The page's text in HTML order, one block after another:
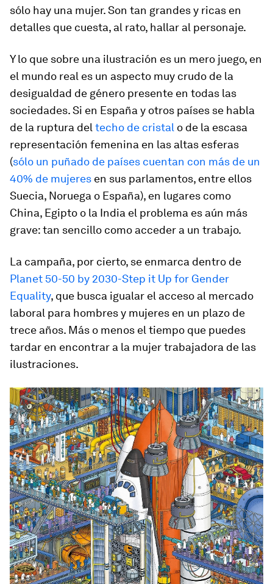
sólo hay una mujer. Son tan grandes y ricas en
detalles que cuesta, al rato, hallar al personaje.
Y lo que sobre una ilustración es un mero juego, en
el mundo real es un aspecto muy crudo de la
desigualdad de género presente en todas las
sociedades. Si en España y otros países se habla
de la ruptura del techo de cristal o de la escasa
representación femenina en las altas esferas
(sólo un puñado de países cuentan con más de un
40% de mujeres en sus parlamentos, entre ellos
Suecia, Noruega o España), en lugares como
China, Egipto o la India el problema es aún más
grave: tan sencillo como acceder a un trabajo.
La campaña, por cierto, se enmarca dentro de
Planet 50-50 by 2030-Step it Up for Gender
Equality, que busca igualar el acceso al mercado
laboral para hombres y mujeres en un plazo de
trece años. Más o menos el tiempo que puedes
tardar en encontrar a la mujer trabajadora de las
ilustraciones.